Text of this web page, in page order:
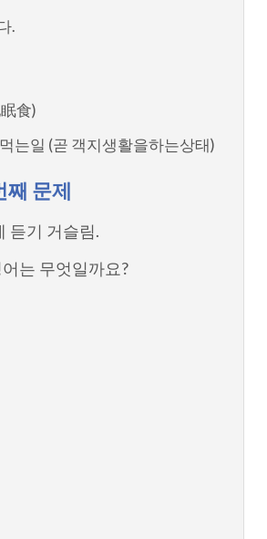
.
食)
는일 (곧 객지생활을하는상태)
째 문제
듣기 거슬림.
는 무엇일까요?